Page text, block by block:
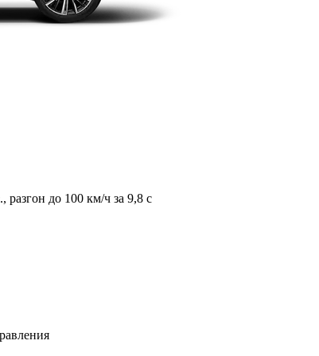
до 100 км/ч за 9,8 с